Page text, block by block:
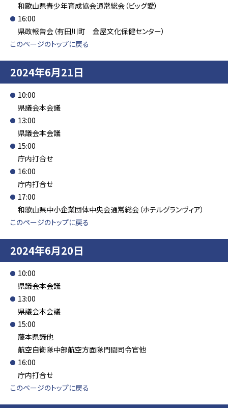
和歌山県青少年育成協会通常総会（ビッグ愛）
16:00
県政報告会（有田川町 金屋文化保健センター）
このページのトップに戻る
2024年6月21日
10:00
県議会本会議
13:00
県議会本会議
15:00
庁内打合せ
16:00
庁内打合せ
17:00
和歌山県中小企業団体中央会通常総会（ホテルグランヴィア）
このページのトップに戻る
2024年6月20日
10:00
県議会本会議
13:00
県議会本会議
15:00
藤本県議他
航空自衛隊中部航空方面隊門間司令官他
16:00
庁内打合せ
このページのトップに戻る